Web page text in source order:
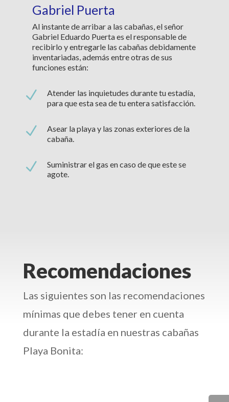
Gabriel Puerta
Al instante de arribar a las cabañas, el señor
Gabriel Eduardo Puerta es el responsable de
recibirlo y entregarle las cabañas debidamente
inventariadas, además entre otras de sus
funciones están:
N
Atender las inquietudes durante tu estadía,
para que esta sea de tu entera satisfacción.
N
Asear la playa y las zonas exteriores de la
cabaña.
N
Suministrar el gas en caso de que este se
agote.
Recomendaciones
Las siguientes son las recomendaciones
mínimas que debes tener en cuenta
durante la estadía en nuestras cabañas
Playa Bonita: